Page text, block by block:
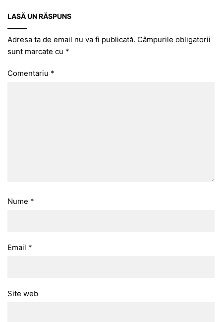
LASĂ UN RĂSPUNS
Adresa ta de email nu va fi publicată. Câmpurile obligatorii
sunt marcate cu *
Comentariu *
Nume *
Email *
Site web